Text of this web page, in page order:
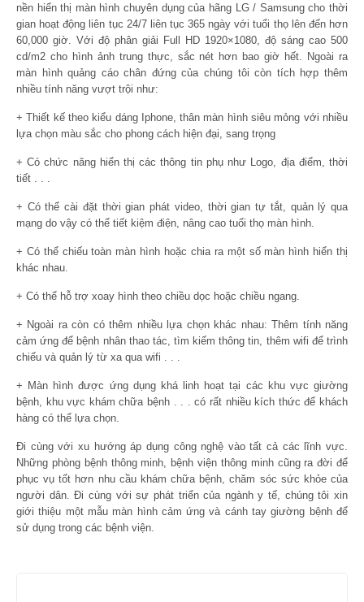
nền hiển thị màn hình chuyên dụng của hãng LG / Samsung cho thời
gian hoạt động liên tục 24/7 liên tục 365 ngày với tuổi thọ lên đến hơn
60,000 giờ. Với độ phân giải Full HD 1920×1080, độ sáng cao 500
cd/m2 cho hình ảnh trung thực, sắc nét hơn bao giờ hết. Ngoài ra
màn hình quảng cáo chân đứng của chúng tôi còn tích hợp thêm
nhiều tính năng vượt trội như:
+ Thiết kế theo kiểu dáng Iphone, thân màn hình siêu mỏng với nhiều
lựa chọn màu sắc cho phong cách hiện đại, sang trọng
+ Có chức năng hiển thị các thông tin phụ như Logo, địa điểm, thời
tiết . . .
+ Có thể cài đặt thời gian phát video, thời gian tự tắt, quản lý qua
mạng do vậy có thể tiết kiệm điện, nâng cao tuổi thọ màn hình.
+ Có thể chiếu toàn màn hình hoặc chia ra một số màn hình hiển thị
khác nhau.
+ Có thể hỗ trợ xoay hình theo chiều dọc hoặc chiều ngang.
+ Ngoài ra còn có thêm nhiều lựa chọn khác nhau: Thêm tính năng
cảm ứng để bệnh nhân thao tác, tìm kiếm thông tin, thêm wifi để trình
chiếu và quản lý từ xa qua wifi . . .
+ Màn hình được ứng dụng khá linh hoạt tại các khu vực giường
bệnh, khu vực khám chữa bệnh . . . có rất nhiều kích thức để khách
hàng có thể lựa chọn.
Đi cùng với xu hướng áp dụng công nghệ vào tất cả các lĩnh vực.
Những phòng bệnh thông minh, bệnh viện thông minh cũng ra đời để
phục vụ tốt hơn nhu cầu khám chữa bệnh, chăm sóc sức khỏe của
người dân. Đi cùng với sự phát triển của ngành y tế, chúng tôi xin
giới thiệu một mẫu màn hình cảm ứng và cánh tay giường bệnh để
sử dụng trong các bệnh viện.